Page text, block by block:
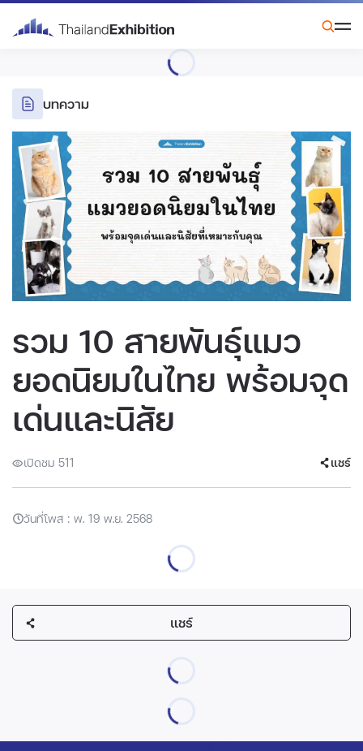
บทความ
รวม 10 สายพันธุ์แมว
ยอดนิยมในไทย พร้อมจุด
เด่นและนิสัย
เปิดชม 511 แชร์
วันที่โพส : พ. 19 พ.ย. 2568
แชร์